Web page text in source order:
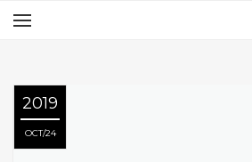
2019
OCT 24